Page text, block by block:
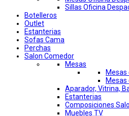
Sillas Oficina
Botelleros
Outlet
Estanterias
Sofas Cama
Perchas
Salon Comedor
Mesas
Mesas
Mesas
Aparador, Vitrina,
Estanterias
Composiciones
Muebles TV